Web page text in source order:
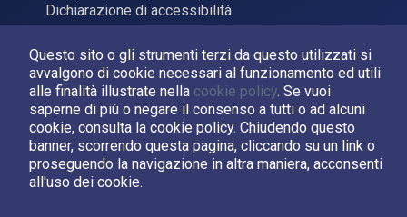
Questo sito o gli strumenti terzi da questo utilizzati si
avvalgono di cookie necessari al funzionamento ed utili
alle finalità illustrate nella cookie policy. Se vuoi
saperne di più o negare il consenso a tutti o ad alcuni
cookie, consulta la cookie policy. Chiudendo questo
banner, scorrendo questa pagina, cliccando su un link o
proseguendo la navigazione in altra maniera, acconsenti
all'uso dei cookie.
Dichiarazione di accessibilità
ASI Agenzia Spaziale Italiana, 2026. P.Iva 03638121008
Sviluppato daLPM
Seguici su:
Asi su Facebook
Asi su XCanale Asi su YouTube